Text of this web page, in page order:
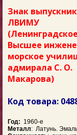
Знак
ЛВИМУ
(Ленинградское
Высшее
морское
адмирала С. О.
Макарова)
Код товара:
Год: 1960-е
Металл: Латунь.